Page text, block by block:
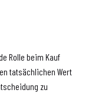
Rolle beim Kauf
tatsächlichen Wert
zu